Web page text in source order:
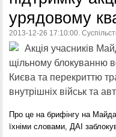
урядовому
2013-12-26 17:10:00.
Акція учасників
щільному блокуванню
Києва та перекриттю
внутрішніх військ та
Про це на брифінгу на
їхніми словами, ДАІ